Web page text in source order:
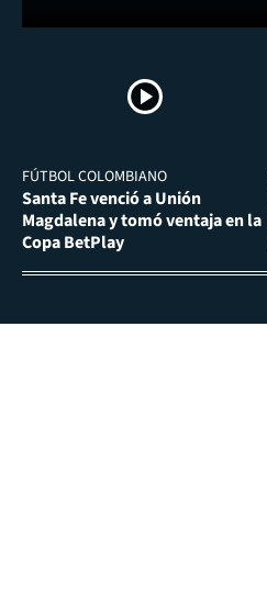
FÚTBOL COLOMBIANO
Santa Fe venció a Unión
Magdalena y tomó ventaja en la
Copa BetPlay